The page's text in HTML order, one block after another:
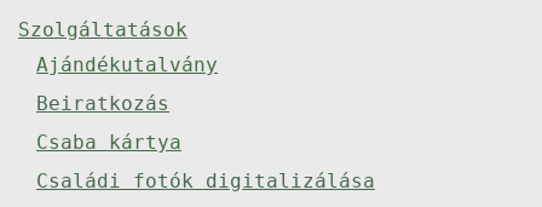
Szolgáltatások
Ajándékutalvány
Beiratkozás
Csaba kártya
Családi fotók digitalizálása